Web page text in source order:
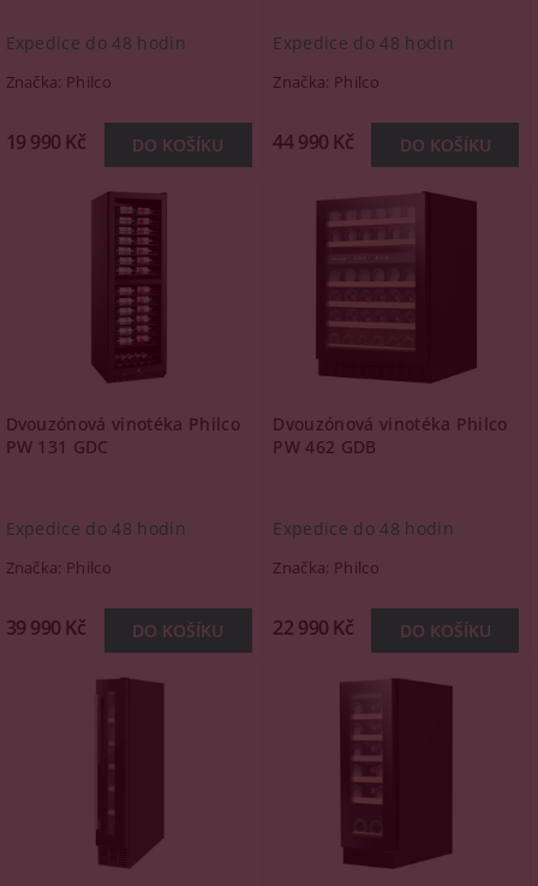
Expedice do 48 hodin
Značka: Philco
19 990 Kč
Expedice do 48 hodin
Značka: Philco
44 990 Kč
Dvouzónová vinotéka Philco
PW 131 GDC
Expedice do 48 hodin
Značka: Philco
39 990 Kč
Dvouzónová vinotéka Philco
PW 462 GDB
Expedice do 48 hodin
Značka: Philco
22 990 Kč